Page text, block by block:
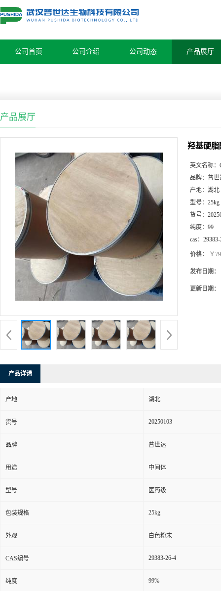
公司首页 公司介绍 公司动态 产品展厅
产品展厅
羟基硬脂
英文名称：
品牌： 普世
产地： 湖北
型号： 25kg
货号：
纯度： 99
cas：
价格： ￥
发布日期：
更新日期：
产品详请
产地 湖北
货号 20250103
品牌 普世达
用途 中间体
型号 医药级
包装规格 25kg
外观 白色粉末
CAS编号 29383-26-4
纯度 99%